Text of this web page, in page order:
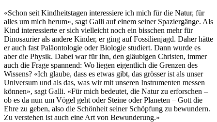
«Schon seit Kindheitstagen interessiere ich mich für die Natur, für
alles um mich herum», sagt Galli auf einem seiner Spaziergänge. Als
Kind interessierte er sich vielleicht noch ein bisschen mehr für
Dinosaurier als andere Kinder, er ging auf Fossilienjagd. Daher hätte
er auch fast Paläontologie oder Biologie studiert. Dann wurde es
aber die Physik. Dabei war für ihn, den gläubigen Christen, immer
auch die Frage spannend: Wo liegen eigentlich die Grenzen des
Wissens? «Ich glaube, dass es etwas gibt, das grösser ist als unser
Universum und als das, was wir mit unseren Instrumenten messen
können», sagt Galli. «Für mich bedeutet, die Natur zu erforschen –
ob es da nun um Vögel geht oder Steine oder Planeten – Gott die
Ehre zu geben, also die Schönheit seiner Schöpfung zu bewundern.
Zu verstehen ist auch eine Art von Bewunderung.»